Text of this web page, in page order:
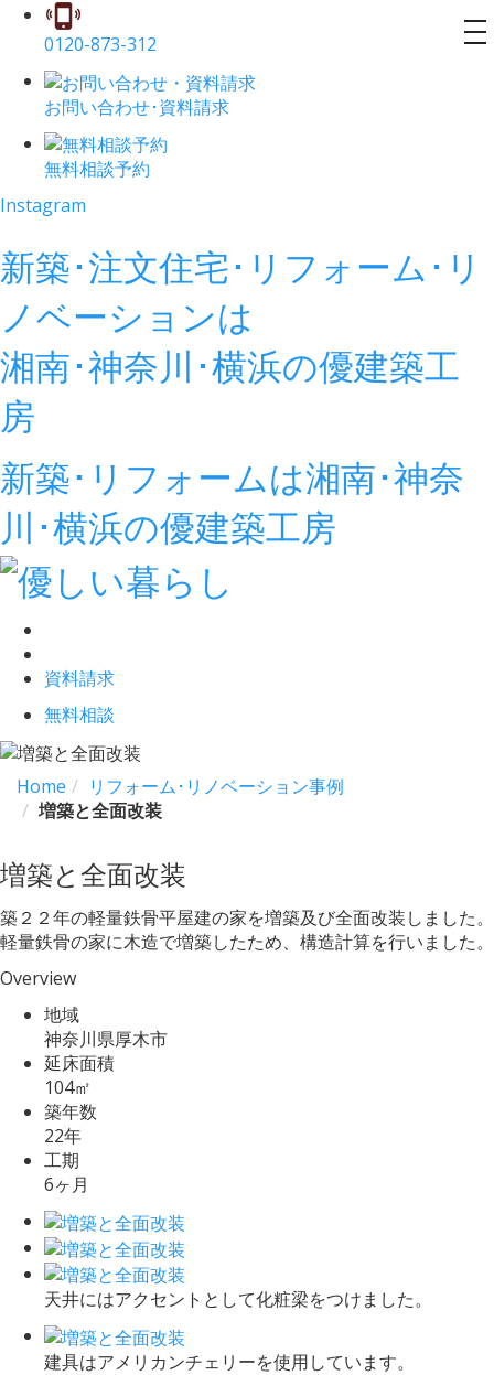
0120-873-312
お問い合わせ･資料請求
無料相談予約
Instagram
新築･注文住宅･リフォーム･リ
ノベーションは
湘南･神奈川･横浜の優建築工
房
新築･リフォームは湘南･神奈
川･横浜の優建築工房
資料請求
無料相談
Home
リフォーム･リノベーション事例
増築と全面改装
増築と全面改装
築２２年の軽量鉄骨平屋建の家を増築及び全面改装しました。
軽量鉄骨の家に木造で増築したため、構造計算を行いました。
Overview
地域
神奈川県厚木市
延床面積
104㎡
築年数
22年
工期
6ヶ月
天井にはアクセントとして化粧梁をつけました。
建具はアメリカンチェリーを使用しています。